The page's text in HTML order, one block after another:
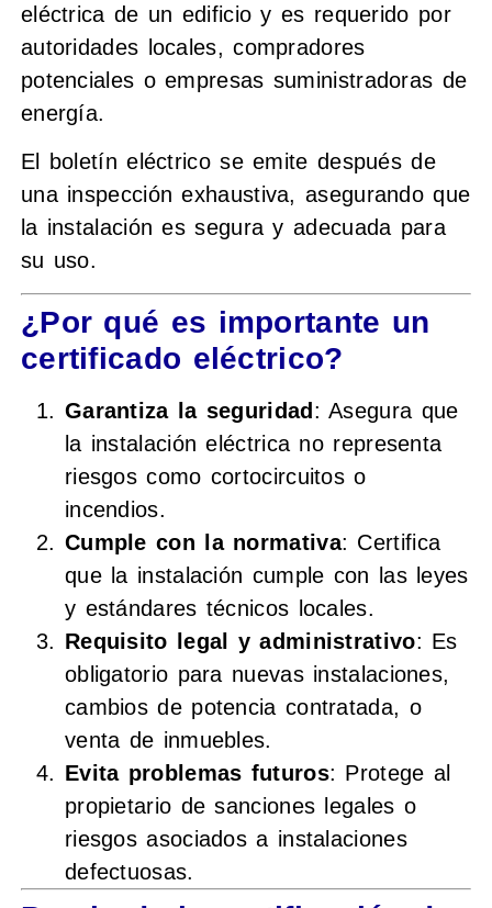
eléctrica de un edificio y es requerido por
autoridades locales, compradores
potenciales o empresas suministradoras de
energía.
El boletín eléctrico se emite después de
una inspección exhaustiva, asegurando que
la instalación es segura y adecuada para
su uso.
¿Por qué es importante un
certificado eléctrico?
Garantiza la seguridad: Asegura que
la instalación eléctrica no representa
riesgos como cortocircuitos o
incendios.
Cumple con la normativa: Certifica
que la instalación cumple con las leyes
y estándares técnicos locales.
Requisito legal y administrativo: Es
obligatorio para nuevas instalaciones,
cambios de potencia contratada, o
venta de inmuebles.
Evita problemas futuros: Protege al
propietario de sanciones legales o
riesgos asociados a instalaciones
defectuosas.